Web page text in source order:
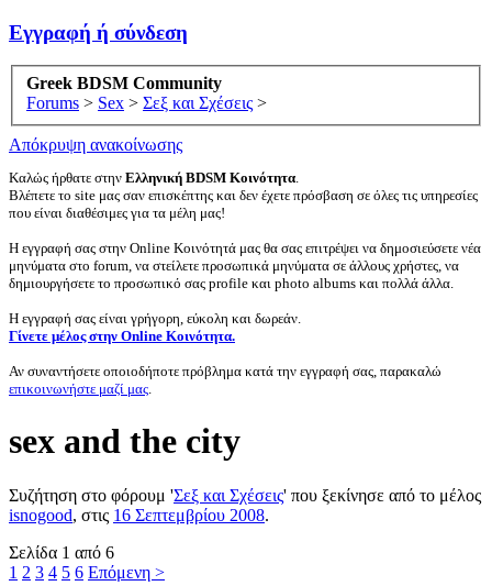
Εγγραφή ή σύνδεση
Greek BDSM Community
Forums > Sex > Σεξ και Σχέσεις >
Απόκρυψη ανακοίνωσης
Καλώς ήρθατε στην Ελληνική BDSM Κοινότητα.
Βλέπετε το site μας σαν επισκέπτης και δεν έχετε πρόσβαση σε όλες τις υπηρεσίες
που είναι διαθέσιμες για τα μέλη μας!
Η εγγραφή σας στην Online Κοινότητά μας θα σας επιτρέψει να δημοσιεύσετε νέα
μηνύματα στο forum, να στείλετε προσωπικά μηνύματα σε άλλους χρήστες, να
δημιουργήσετε το προσωπικό σας profile και photo albums και πολλά άλλα.
Η εγγραφή σας είναι γρήγορη, εύκολη και δωρεάν.
Γίνετε μέλος στην Online Κοινότητα.
Αν συναντήσετε οποιοδήποτε πρόβλημα κατά την εγγραφή σας, παρακαλώ
επικοινωνήστε μαζί μας.
sex and the city
Συζήτηση στο φόρουμ 'Σεξ και Σχέσεις' που ξεκίνησε από το μέλος
isnogood, στις 16 Σεπτεμβρίου 2008.
Σελίδα 1 από 6
1 2 3 4 5 6 Επόμενη >